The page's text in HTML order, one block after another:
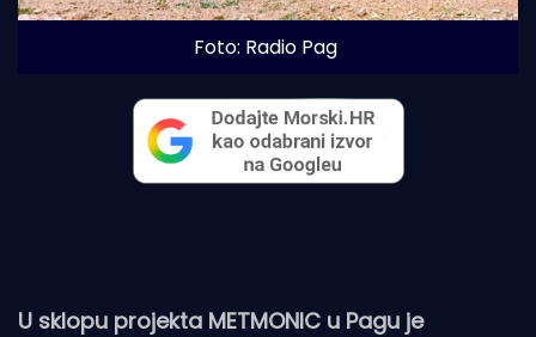
Foto: Radio Pag
U sklopu projekta METMONIC u Pagu je